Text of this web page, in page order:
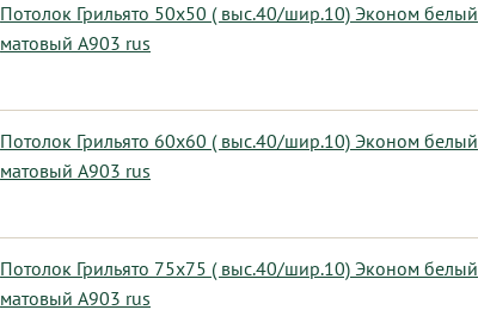
Потолок Грильято 50х50 ( выс.40/шир.10) Эконом белый
матовый А903 rus
Потолок Грильято 60х60 ( выс.40/шир.10) Эконом белый
матовый А903 rus
Потолок Грильято 75х75 ( выс.40/шир.10) Эконом белый
матовый А903 rus